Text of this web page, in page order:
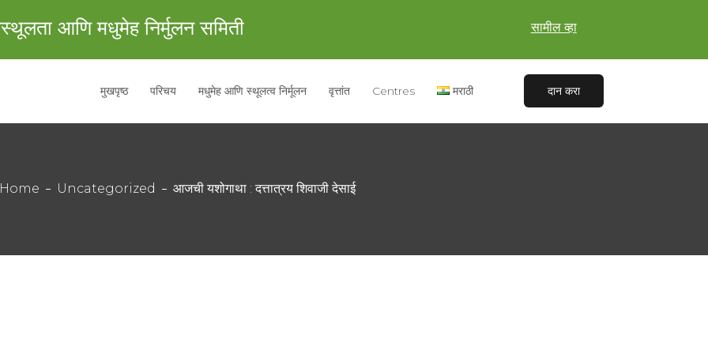
आणि मधुमेह निर्मुलन समिती सामील व्हा
मुखपृष्ठ परिचय मधुमेह आणि स्थूलत्व निर्मूलन वृत्तांत Centres मराठी दान करा
Uncategorized आजची यशोगाथा : दत्तात्रय शिवाजी देसाई